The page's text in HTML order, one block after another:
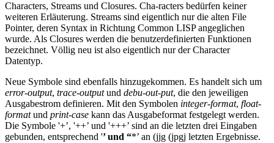
Characters, Streams und Closures. Cha-racters bedürfen keiner
weiteren Erläuterung. Streams sind eigentlich nur die alten File
Pointer, deren Syntax in Richtung Common LISP angeglichen
wurde. Als Closures werden die benutzerdefinierten Funktionen
bezeichnet. Völlig neu ist also eigentlich nur der Character
Datentyp.
Neue Symbole sind ebenfalls hinzugekommen. Es handelt sich um
error-output, trace-outputund debu-out-put, die den jeweiligen
Ausgabestrom definieren. Mit den Symbolen integer-format, float-
formatund print-case kann das Ausgabeformat festgelegt werden.
Die Symbole '+’, '++’ und '+++’ sind an die letzten drei Eingaben
gebunden, entsprechend '’ und “*’ an (jjg (jpgj letzten Ergebnisse.